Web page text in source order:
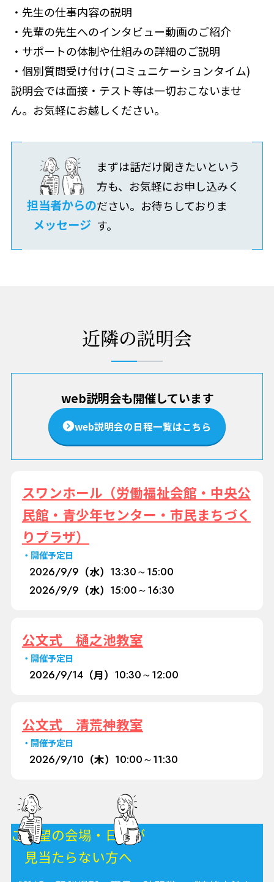
・先生の仕事内容の説明
・先輩の先生へのインタビュー動画のご紹介
・サポートの体制や仕組みの詳細のご説明
・個別質問受け付け(コミュニケーションタイム)
説明会では面接・テスト等は一切おこないませ
ん。お気軽にお越しください。
担当者からの
メッセージ
まずは話だけ聞きたいという
方も、お気軽にお申し込みく
ださい。お待ちしておりま
す。
近隣の説明会
web説明会も開催しています
web説明会の日程一覧はこちら
スワンホール（労働福祉会館・中央公
民館・青少年センター・市民まちづく
りプラザ）
開催予定日
2026/9/9 （水） 13:30～15:00
2026/9/9 （水） 15:00～16:30
公文式 樋之池教室
開催予定日
2026/9/14（月） 10:30～12:00
公文式 清荒神教室
開催予定日
2026/9/10 （木） 10:00～11:30
ご希望の会場・日程が
見当たらない方へ